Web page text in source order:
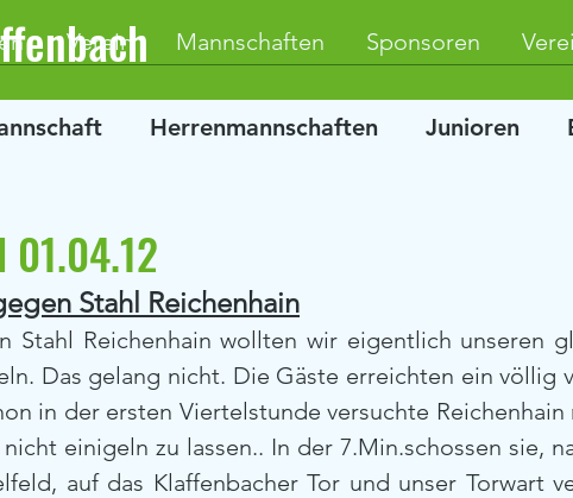
Verein Mannschaften Sponsoren
Herrenmannschaften Junioren
01.04.12
Stahl Reichenhain
Stahl Reichenhain wollten wir eigentlich unseren
Das gelang nicht. Die Gäste erreichten ein völlig
in der ersten Viertelstunde versuchte Reichenhain
einigeln zu lassen.. In der 7.Min.schossen sie,
auf das Klaffenbacher Tor und unser Torwart